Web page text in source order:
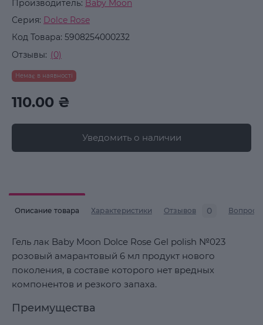
Производитель: Baby Moon
Серия: Dolce Rose
Код Товара: 5908254000232
Отзывы: (0)
Немає в наявності
110.00 ₴
Уведомить о наличии
Описание товара Характеристики Отзывов 0 Вопросы
Гель лак Baby Moon Dolce Rose Gel polish №023
розовый амарантовый 6 мл продукт нового
поколения, в составе которого нет вредных
компонентов и резкого запаха.
Преимущества